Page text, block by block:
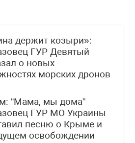
держит козыри»:
ГУР Девятый
о новых
морских дронов
“Мама, мы дома”
ГУР МО Украины
песню о Крыме и
освобождении